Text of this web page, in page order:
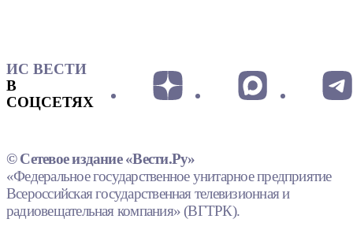
ИС ВЕСТИ
В
СОЦСЕТЯХ
© Сетевое издание «Вести.Ру»
«Федеральное государственное унитарное предприятие
Всероссийская государственная телевизионная и
радиовещательная компания» (ВГТРК).